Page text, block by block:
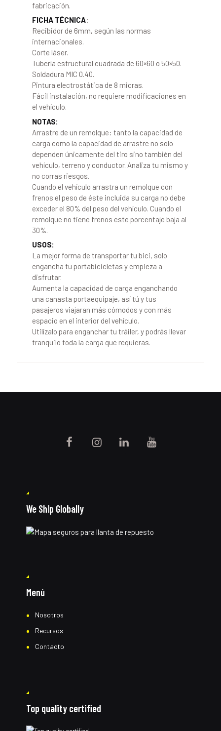
fabricación.
FICHA TÉCNICA:
Recibidor de 6mm, según las normas
internacionales.
Corte láser.
Tubería estructural cuadrada de 60×60 o 50×50.
Soldadura MIC 0.40.
Pintura electrostática de 8 micras.
Fácil instalación, no requiere modificaciones en
el vehículo.
NOTAS:
Arrastre de un remolque: tanto la capacidad de
carga como la capacidad de arrastre no solo
dependen únicamente del tiro sino también del
vehículo, terreno y conductor. Analiza tu mismo y
no corras riesgos.
Cuando el vehículo arrastra un remolque con
frenos el peso de éste incluida su carga no debe
exceder el 80% del peso del vehículo. Cuando el
remolque no tiene frenos este porcentaje baja al
30%.
USOS:
La mejor forma de transportar tu bici, solo
engancha tu portabicicletas y empieza a
disfrutar.
Aumenta la capacidad de carga enganchando
una canasta portaequipaje, así tú y tus
pasajeros viajaran más cómodos y con más
espacio en el interior del vehículo.
Utilízalo para enganchar tu tráiler, y podrás llevar
tranquilo toda la carga que requieras.
We Ship Globally
Menú
Nosotros
Recursos
Contacto
Top quality certified